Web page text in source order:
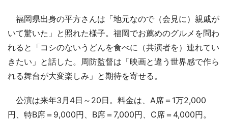
福岡県出身の平方さんは「地元なので（会見に）親戚が
いて驚いた」と照れた様子。福岡でお薦めのグルメを問わ
れると「コシのないうどんを食べに（共演者を）連れてい
きたい」と話した。周防監督は「映画と違う世界感で作ら
れる舞台が大変楽しみ」と期待を寄せる。
公演は来年3月4日～20日。料金は、A席＝1万2,000
円、特B席＝9,000円、B席＝7,000円、C席＝4,000円。